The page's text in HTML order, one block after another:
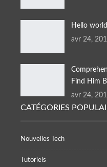
Hello world
avr 24,
Find Him
avr 24,
CATÉGORIES
Nouvelles Tech
Tutoriels